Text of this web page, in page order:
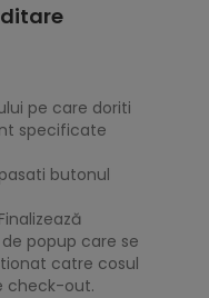
pe care doriti
specificate
butonul
popup care se
catre cosul
check-out.